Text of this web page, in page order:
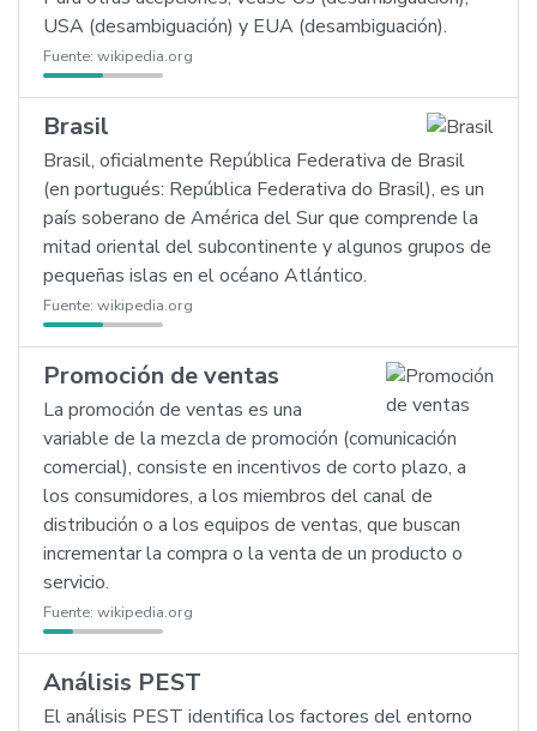
USA (desambiguación) y EUA (desambiguación).
Fuente: wikipedia.org
Brasil
Brasil, oficialmente República Federativa de Brasil
(en portugués: República Federativa do Brasil), es un
país soberano de América del Sur que comprende la
mitad oriental del subcontinente y algunos grupos de
pequeñas islas en el océano Atlántico.
Fuente: wikipedia.org
Promoción de ventas
La promoción de ventas es una
variable de la mezcla de promoción (comunicación
comercial), consiste en incentivos de corto plazo, a
los consumidores, a los miembros del canal de
distribución o a los equipos de ventas, que buscan
incrementar la compra o la venta de un producto o
servicio.
Fuente: wikipedia.org
Análisis PEST
El análisis PEST identifica los factores del entorno